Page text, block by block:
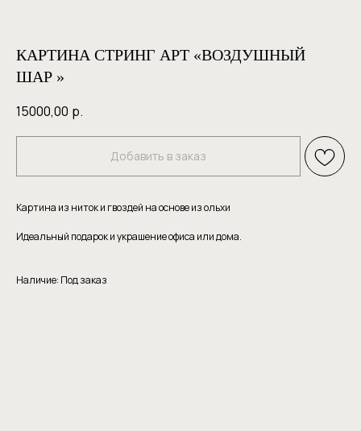
КАРТИНА СТРИНГ АРТ «ВОЗДУШНЫЙ
ШАР »
15000,00 р.
Добавить в заказ
Картина из ниток и гвоздей на основе из ольхи
Идеальный подарок и украшение офиса или дома.
Наличие: Под заказ